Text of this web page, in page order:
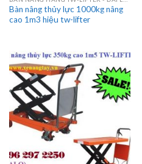
Bàn nâng thủy lực 1000kg nâng
cao 1m3 hiệu tw-lifter